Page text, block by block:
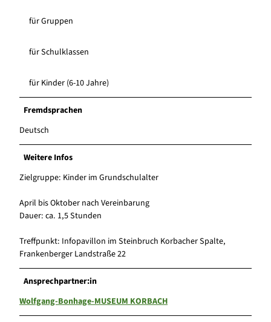
für Gruppen
für Schulklassen
für Kinder (6-10 Jahre)
Fremdsprachen
Deutsch
Weitere Infos
Zielgruppe: Kinder im Grundschulalter
April bis Oktober nach Vereinbarung
Dauer: ca. 1,5 Stunden
Treffpunkt: Infopavillon im Steinbruch Korbacher Spalte,
Frankenberger Landstraße 22
Ansprechpartner:in
Wolfgang-Bonhage-MUSEUM KORBACH